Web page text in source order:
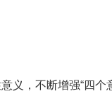
，不断增强“四个